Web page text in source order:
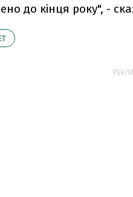
до кінця року", -